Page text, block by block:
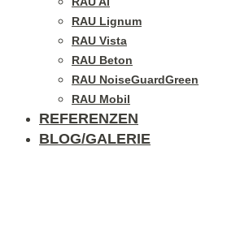
RAU Lignum
RAU Vista
RAU Beton
RAU NoiseGuardGreen
RAU Mobil
REFERENZEN
BLOG/GALERIE